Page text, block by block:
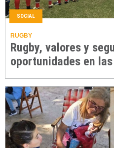
SOCIAL
RUGBY
Rugby, valores y
oportunidades en